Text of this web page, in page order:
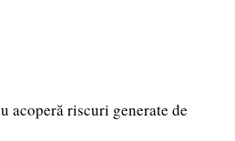
acoperă riscuri generate de